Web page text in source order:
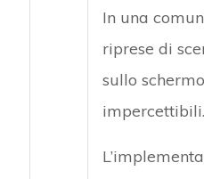
In una
riprese di
sullo
impercettibili.